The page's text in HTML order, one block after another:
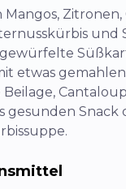
Mangos,
und
gewürfelte
etwas
gesunden Snack